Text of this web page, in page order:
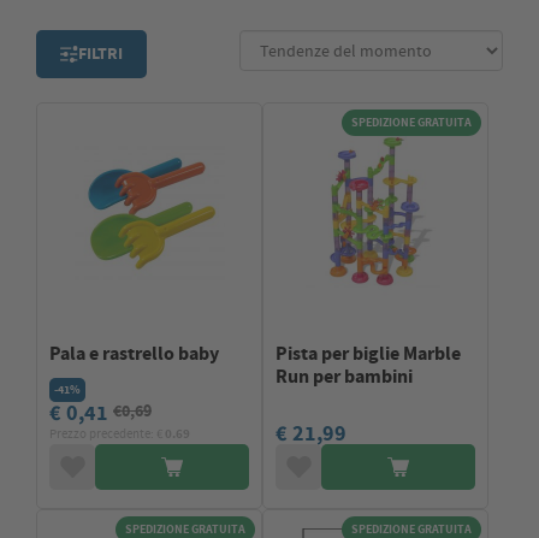
FILTRI
Pala e rastrello baby
-41%
€ 0,41 €0,69
SPEDIZIONE GRATUITA
Pista per biglie Marble
Run per bambini
€ 21,99
SPEDIZIONE GRATUITA SPEDIZIONE GRATUITA